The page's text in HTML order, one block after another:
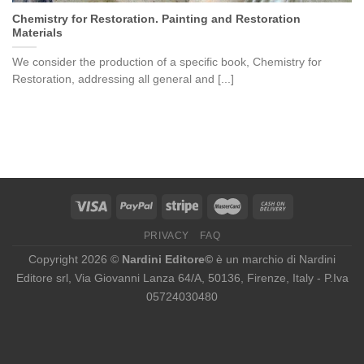
Chemistry for Restoration. Painting and Restoration
Materials
We consider the production of a specific book, Chemistry for
Restoration, addressing all general and [...]
PRIVACY FAQ
Copyright 2026 © Nardini Editore© è un marchio di Nardini
Editore srl, Via Giovanni Lanza 64/A, 50136, Firenze, Italy - P.Iva
05724030480